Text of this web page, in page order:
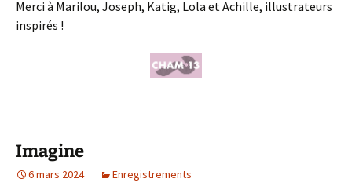
Merci à Marilou, Joseph, Katig, Lola et Achille, illustrateurs
inspirés !
Imagine
6 mars 2024 Enregistrements